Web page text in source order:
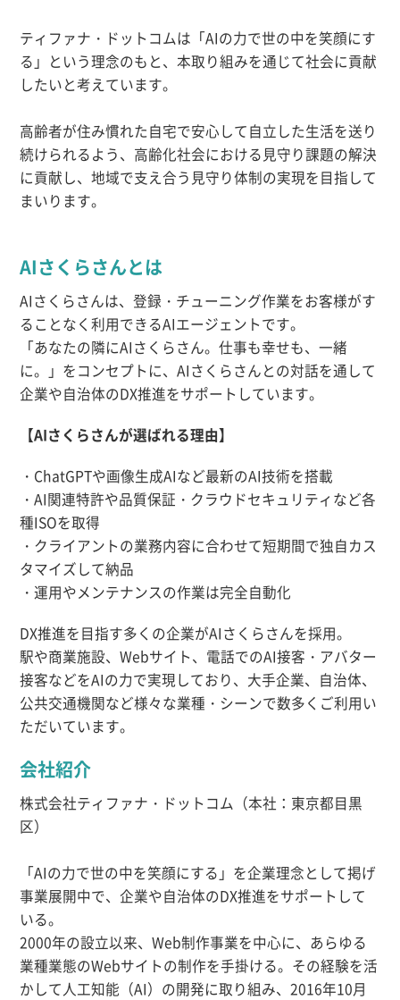
ティファナ・ドットコムは「AIの力で世の中を笑顔にす
る」という理念のもと、本取り組みを通じて社会に貢献
したいと考えています。
高齢者が住み慣れた自宅で安心して自立した生活を送り
続けられるよう、高齢化社会における見守り課題の解決
に貢献し、地域で支え合う見守り体制の実現を目指して
まいります。
AIさくらさんとは‍
AIさくらさんは、登録・チューニング作業をお客様がす
ることなく利用できるAIエージェントです。
「あなたの隣にAIさくらさん。仕事も幸せも、一緒
に。」をコンセプトに、AIさくらさんとの対話を通して
企業や自治体のDX推進をサポートしています。
【AIさくらさんが選ばれる理由】
・ChatGPTや画像生成AIなど最新のAI技術を搭載
・AI関連特許や品質保証・クラウドセキュリティなど各
種ISOを取得
・クライアントの業務内容に合わせて短期間で独自カス
タマイズして納品
・運用やメンテナンスの作業は完全自動化
DX推進を目指す多くの企業がAIさくらさんを採用。
駅や商業施設、Webサイト、電話でのAI接客・アバター
接客などをAIの力で実現しており、大手企業、自治体、
公共交通機関など様々な業種・シーンで数多くご利用い
ただいています。
会社紹介
株式会社ティファナ・ドットコム（本社：東京都目黒
区）
「AIの力で世の中を笑顔にする」を企業理念として掲げ
事業展開中で、企業や自治体のDX推進をサポートして
いる。
2000年の設立以来、Web制作事業を中心に、あらゆる
業種業態のWebサイトの制作を手掛ける。その経験を活
かして人工知能（AI）の開発に取り組み、2016年10月